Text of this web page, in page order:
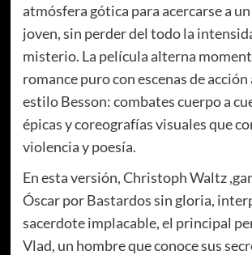
atmósfera gótica para acercarse a
joven, sin perder del todo la
misterio. La película alterna
romance puro con escenas de
estilo Besson: combates cuerpo a
épicas y coreografías visuales que
violencia y poesía.
En esta versión, Christoph Waltz
Óscar por Bastardos sin gloria,
sacerdote implacable, el principal
Vlad, un hombre que conoce sus